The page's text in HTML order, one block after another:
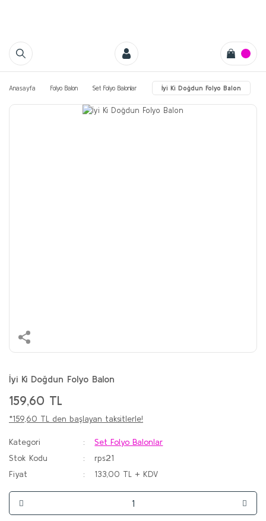
Anasayfa Folyo Balon Set Folyo Balonlar İyi Ki Doğdun Folyo Balon
İyi Ki Doğdun Folyo Balon
159,60 TL
*159,60 TL den başlayan taksitlerle!
Kategori
Set Folyo Balonlar
Stok Kodu
rps21
Fiyat
133,00 TL + KDV